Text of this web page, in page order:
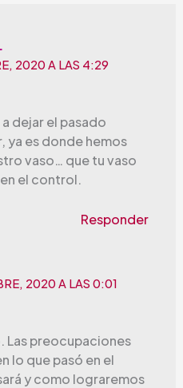
2020 A LAS 4:29
dejar el pasado
ya es donde hemos
vaso… que tu vaso
el control.
Responder
2020 A LAS 0:01
Las preocupaciones
lo que pasó en el
y como lograremos